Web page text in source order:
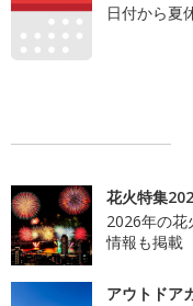
日付から夏
花火特集
2026年の花
情報も掲載
アウトドア